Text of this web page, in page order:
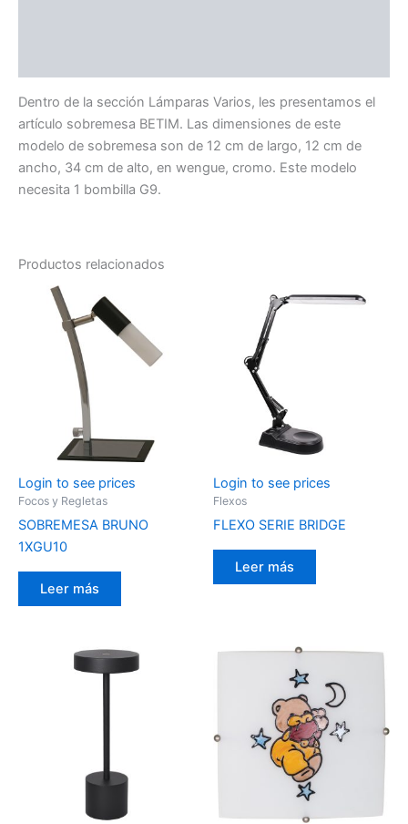
Dentro de la sección Lámparas Varios, les presentamos el
artículo sobremesa BETIM. Las dimensiones de este
modelo de sobremesa son de 12 cm de largo, 12 cm de
ancho, 34 cm de alto, en wengue, cromo. Este modelo
necesita 1 bombilla G9.
Productos relacionados
Login to see prices
Focos y Regletas
SOBREMESA BRUNO
1XGU10
Leer más
Login to see prices
Flexos
FLEXO SERIE BRIDGE
Leer más